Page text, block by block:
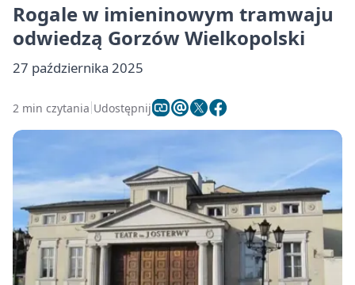
Rogale w imieninowym tramwaju
odwiedzą Gorzów Wielkopolski
27 października 2025
2 min czytania Udostępnij